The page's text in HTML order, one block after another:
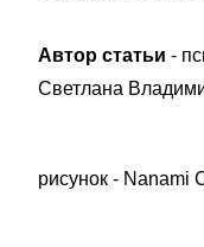
Автор статьи -
Светлана
рисунок - Nanami